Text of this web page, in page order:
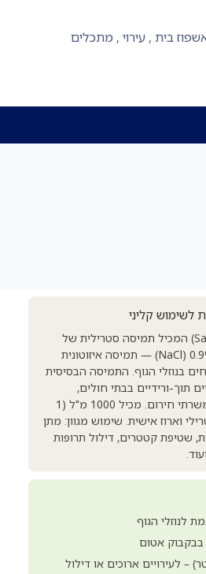
בית , עירוי, מתכלים
לשימוש קליני
בקבוק עירוי סליין (Saline) המכיל תמיסה סטרילית של
סודיום כלוריד בריכוז 0.9% (NaCl) — תמיסה איזוטונית
בנוזלי הגוף. התמיסה הבסיסית
תוך-ורידיים בבתי חולים,
מרפאות, אמבולנסים ומשרתי חירום. מכיל 1000 מ"ל (1
וארוז אישית. שימוש מגוון: מתן
שטיפת קטטרים, דילול תרופות
לנוזלי הגוף
בבקבוק אטום